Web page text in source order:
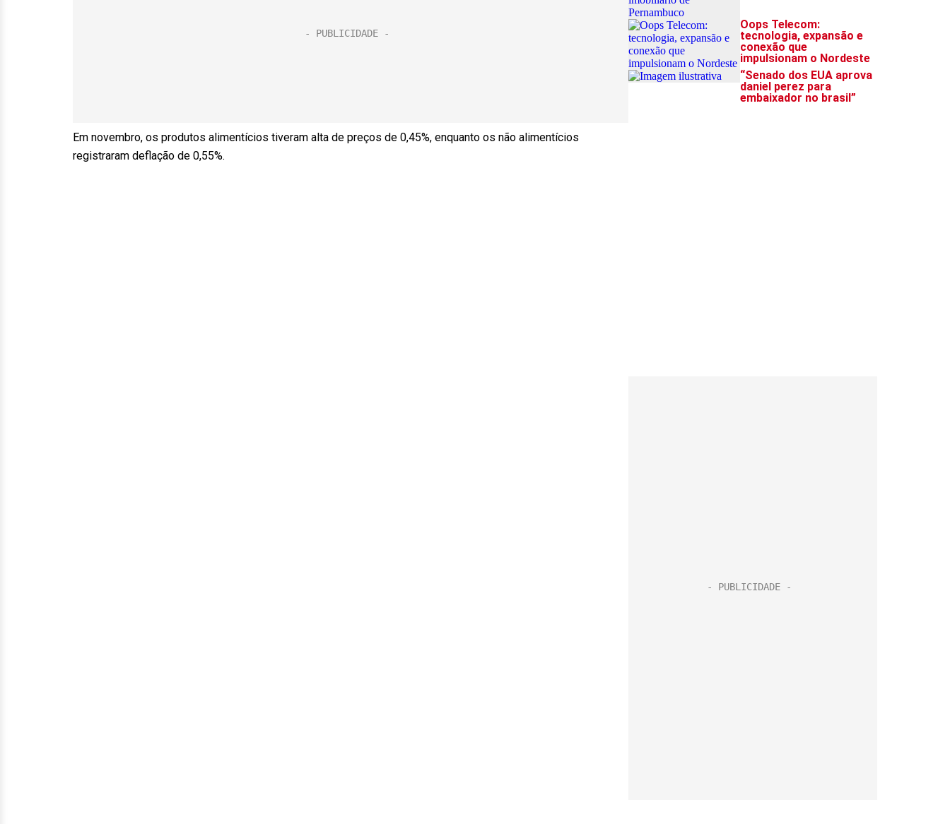
Em novembro, os produtos alimentícios tiveram alta de preços de 0,45%, enquanto os não alimentícios
registraram deflação de 0,55%.